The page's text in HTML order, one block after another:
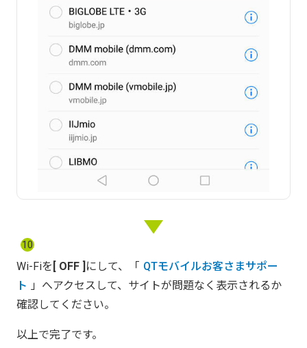
10
Wi-Fiを OFF にして、「 QTモバイルお客さまサポー
ト 」へアクセスして、サイトが問題なく表示されるか
確認してください。
以上で完了です。